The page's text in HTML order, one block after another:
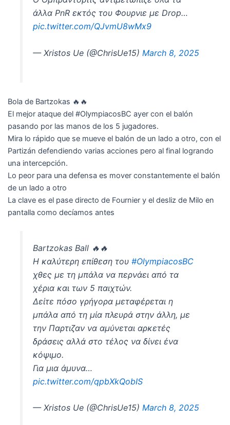
άλλα PnR εκτός του Φουρνιε με Drop…
pic.twitter.com/QJvmU8wMx9
— Xristos Ue (@ChrisUe15) March 8, 2025
Bola de Bartzokas 🔥🔥
El mejor ataque del #OlympiacosBC ayer con el balón
pasando por las manos de los 5 jugadores.
Mira lo rápido que se mueve el balón de un lado a otro, con el
Partizán defendiendo varias acciones pero al final logrando
una intercepción.
Lo peor para una defensa es mover constantemente el balón
de un lado a otro
La clave es el pase directo de Fournier y el desliz de Milo en
pantalla como decíamos antes
Bartzokas Ball 🔥🔥
Η καλύτερη επίθεση του #OlympiacosBC
χθες με τη μπάλα να περνάει από τα
χέρια και των 5 παιχτών.
Δείτε πόσο γρήγορα μεταφέρεται η
μπάλα από τη μία πλευρά στην άλλη, με
την Παρτιζαν να αμύνεται αρκετές
δράσεις αλλά στο τέλος να δίνει ένα
κόψιμο.
Για μια άμυνα…
pic.twitter.com/qpbXkQobIS
— Xristos Ue (@ChrisUe15) March 8, 2025